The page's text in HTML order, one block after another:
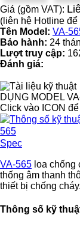
Giá (gồm VAT):
(liên hệ Hotline
Tên Model: VA-
Bảo hành: 24
Lượt truy cập:
Đánh giá:
DỤNG MODEL
Click vào ICON
Spec
VA-565 loa
thống âm thanh
thiết bị chống cháy.
Thông số kỹ